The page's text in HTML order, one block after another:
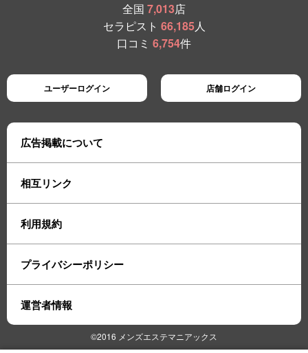
全国 7,013店
セラピスト 66,185人
口コミ 6,754件
ユーザーログイン 店舗ログイン
広告掲載について
相互リンク
利用規約
プライバシーポリシー
運営者情報
©2016 メンズエステマニアックス